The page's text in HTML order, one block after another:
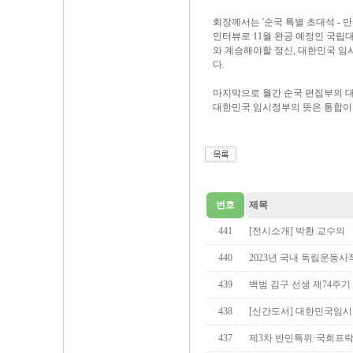
회장께서는 '순국 특별 초대석 -
인터뷰로 11월 완공 예정인 국립
와 계승해야할 정신, 대한민국 임
다.
마지막으로 월간 순국 편집부의
대한민국 임시정부의 뜻은 통합
번호 제목
441 [전시소개] 박환 교수의
440 2023년 국내 독립운동
439 백범 김구 선생 제74주
438 [신간도서] 대한민국임
437 제3차 반민특위·국회프